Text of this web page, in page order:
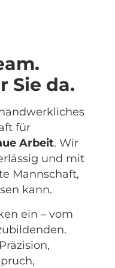
Sie da.
für
Arbeit. Wir
und mit
Mannschaft,
kann.
ein – vom